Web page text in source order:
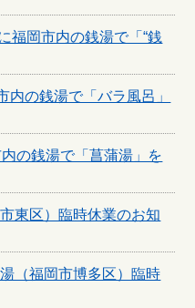
福岡市内の銭湯で「“銭
内の銭湯で「バラ風呂」
の銭湯で「菖蒲湯」を
東区）臨時休業のお知
（福岡市博多区）臨時